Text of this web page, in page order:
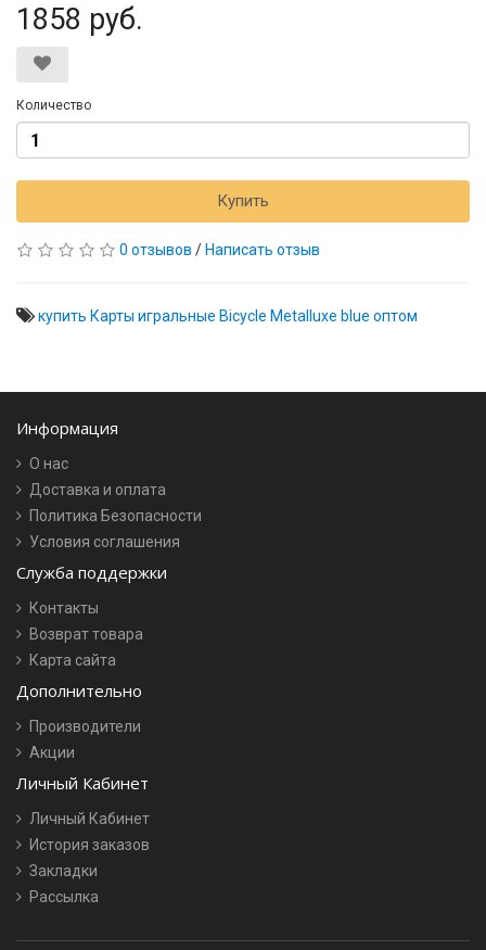
1858 руб.
Количество
Купить
0 отзывов / Написать отзыв
купить Карты игральные Bicycle Metalluxe blue оптом
Информация
О нас
Доставка и оплата
Политика Безопасности
Условия соглашения
Служба поддержки
Контакты
Возврат товара
Карта сайта
Дополнительно
Производители
Акции
Личный Кабинет
Личный Кабинет
История заказов
Закладки
Рассылка